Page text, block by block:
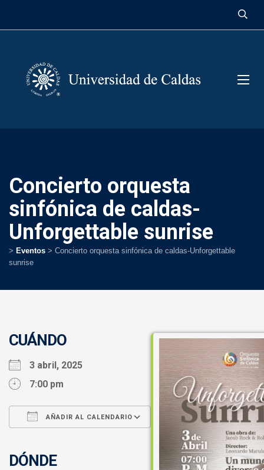
> Eventos > Concierto orquesta sinfónica de caldas-Unforgettable
sunrise
Concierto orquesta
sinfónica de caldas-
Unforgettable sunrise
CUÁNDO
3 abril, 2025
7:00 pm
AÑADIR AL CALENDARIO
Office 365Outlook Live
DÓNDE